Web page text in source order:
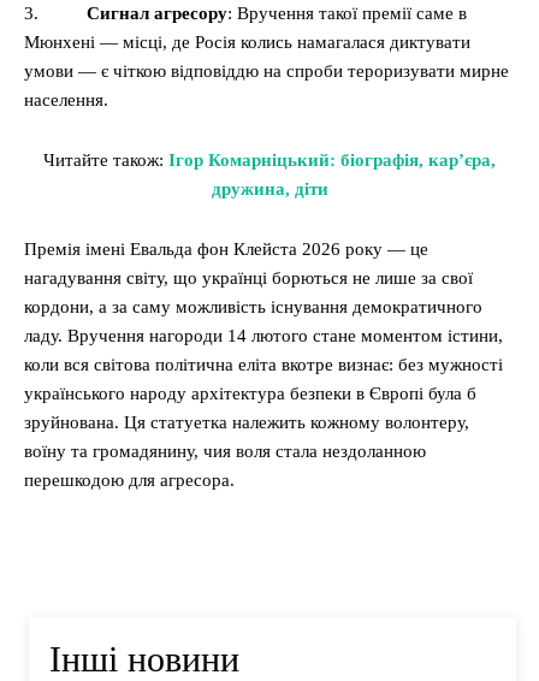
3. Сигнал агресору: Вручення такої премії саме в
Мюнхені — місці, де Росія колись намагалася диктувати
умови — є чіткою відповіддю на спроби тероризувати мирне
населення.
Читайте також: Ігор Комарніцький: біографія, кар’єра,
дружина, діти
Премія імені Евальда фон Клейста 2026 року — це
нагадування світу, що українці борються не лише за свої
кордони, а за саму можливість існування демократичного
ладу. Вручення нагороди 14 лютого стане моментом істини,
коли вся світова політична еліта вкотре визнає: без мужності
українського народу архітектура безпеки в Європі була б
зруйнована. Ця статуетка належить кожному волонтеру,
воїну та громадянину, чия воля стала нездоланною
перешкодою для агресора.
Інші новини